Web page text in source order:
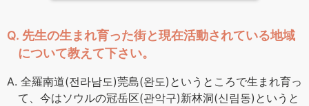
Q. 先生の生まれ育った街と現在活動されている地域
について教えて下さい。
A. 全羅南道(전라남도)莞島(완도)というところで生まれ育っ
て、今はソウルの冠岳区(관악구)新林洞(신림동)というと